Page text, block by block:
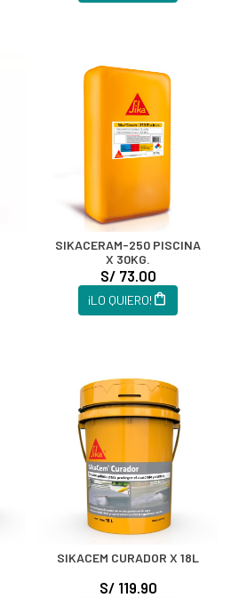
SIKACERAM-250 PISCINA
X 30KG.
S/ 73.00
¡LO QUIERO!
SIKACEM CURADOR X 18L
S/ 119.90